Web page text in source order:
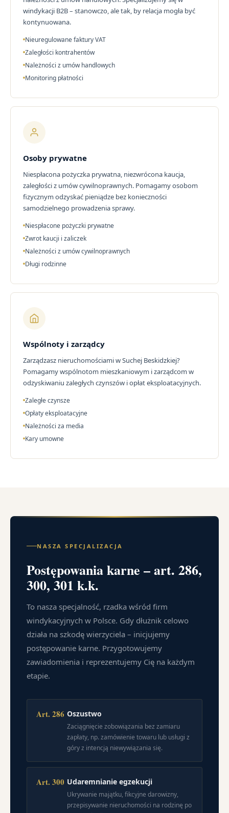
windykacji B2B – stanowczo, ale tak, by relacja mogła być
kontynuowana.
Nieuregulowane faktury VAT
Zaległości kontrahentów
Należności z umów handlowych
Monitoring płatności
Osoby prywatne
Niespłacona pożyczka prywatna, niezwrócona kaucja,
zaległości z umów cywilnoprawnych. Pomagamy osobom
fizycznym odzyskać pieniądze bez konieczności
samodzielnego prowadzenia sprawy.
Niespłacone pożyczki prywatne
Zwrot kaucji i zaliczek
Należności z umów cywilnoprawnych
Długi rodzinne
Wspólnoty i zarządcy
Zarządzasz nieruchomościami w Suchej Beskidzkiej?
Pomagamy wspólnotom mieszkaniowym i zarządcom w
odzyskiwaniu zaległych czynszów i opłat eksploatacyjnych.
Zaległe czynsze
Opłaty eksploatacyjne
Należności za media
Kary umowne
NASZA SPECJALIZACJA
Postępowania karne – art. 286,
300, 301 k.k.
To nasza specjalność, rzadka wśród firm
windykacyjnych w Polsce. Gdy dłużnik celowo
działa na szkodę wierzyciela – inicjujemy
postępowanie karne. Przygotowujemy
zawiadomienia i reprezentujemy Cię na każdym
etapie.
Art. 286 Oszustwo
Zaciągnięcie zobowiązania bez zamiaru
zapłaty, np. zamówienie towaru lub usługi z
góry z intencją niewywiązania się.
Art. 300 Udaremnianie egzekucji
Ukrywanie majątku, fikcyjne darowizny,
przepisywanie nieruchomości na rodzinę po